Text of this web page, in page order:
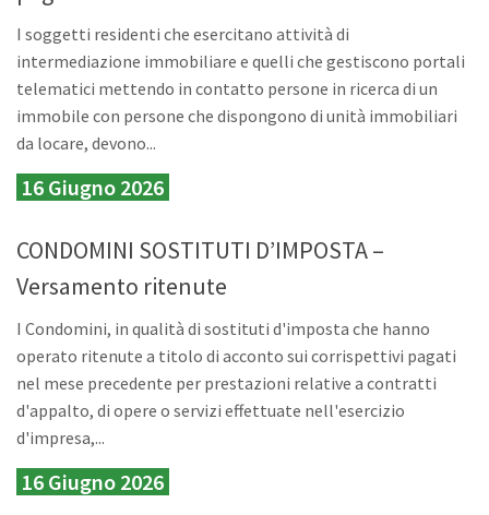
I soggetti residenti che esercitano attività di
intermediazione immobiliare e quelli che gestiscono portali
telematici mettendo in contatto persone in ricerca di un
immobile con persone che dispongono di unità immobiliari
da locare, devono...
16 Giugno 2026
CONDOMINI SOSTITUTI D’IMPOSTA –
Versamento ritenute
I Condomini, in qualità di sostituti d'imposta che hanno
operato ritenute a titolo di acconto sui corrispettivi pagati
nel mese precedente per prestazioni relative a contratti
d'appalto, di opere o servizi effettuate nell'esercizio
d'impresa,...
16 Giugno 2026